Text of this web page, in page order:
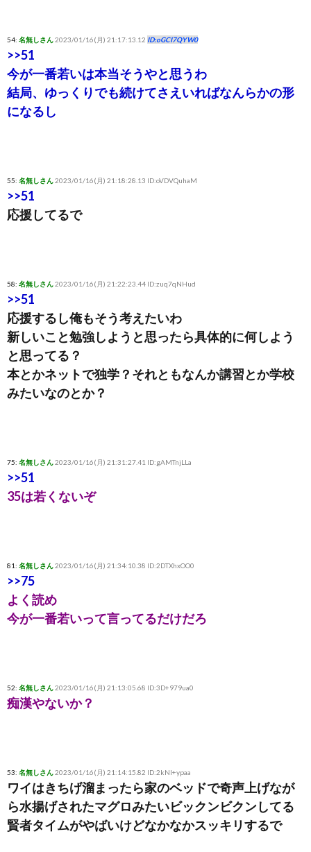
54: 名無しさん2023/01/16(月) 21:17:13.12 ID:oGCI7QYW0
>>51
今が一番若いは本当そうやと思うわ
結局、ゆっくりでも続けてさえいればなんらかの形
になるし
55: 名無しさん2023/01/16(月) 21:18:28.13 ID:oVDVQuhaM
>>51
応援してるで
58: 名無しさん2023/01/16(月) 21:22:23.44 ID:zuq7qNHud
>>51
応援するし俺もそう考えたいわ
新しいこと勉強しようと思ったら具体的に何しよう
と思ってる？
本とかネットで独学？それともなんか講習とか学校
みたいなのとか？
75: 名無しさん2023/01/16(月) 21:31:27.41 ID:gAMTnjLLa
>>51
35は若くないぞ
81: 名無しさん2023/01/16(月) 21:34:10.38 ID:2DTXhxOO0
>>75
よく読め
今が一番若いって言ってるだけだろ
52: 名無しさん2023/01/16(月) 21:13:05.68 ID:3D+979ua0
痴漢やないか？
53: 名無しさん2023/01/16(月) 21:14:15.82 ID:2kNI+ypaa
ワイはきちげ溜まったら家のベッドで奇声上げなが
ら水揚げされたマグロみたいビックンビクンしてる
賢者タイムがやばいけどなかなかスッキリするで